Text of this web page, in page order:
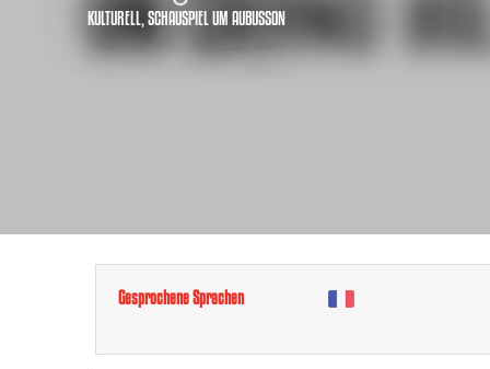
KULTURELL, SCHAUSPIEL UM AUBUSSON
Gesprochene Sprachen